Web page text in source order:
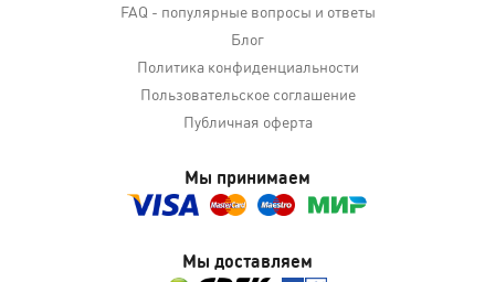
FAQ - популярные вопросы и ответы
Блог
Политика конфиденциальности
Пользовательское соглашение
Публичная оферта
Мы принимаем
Мы доставляем